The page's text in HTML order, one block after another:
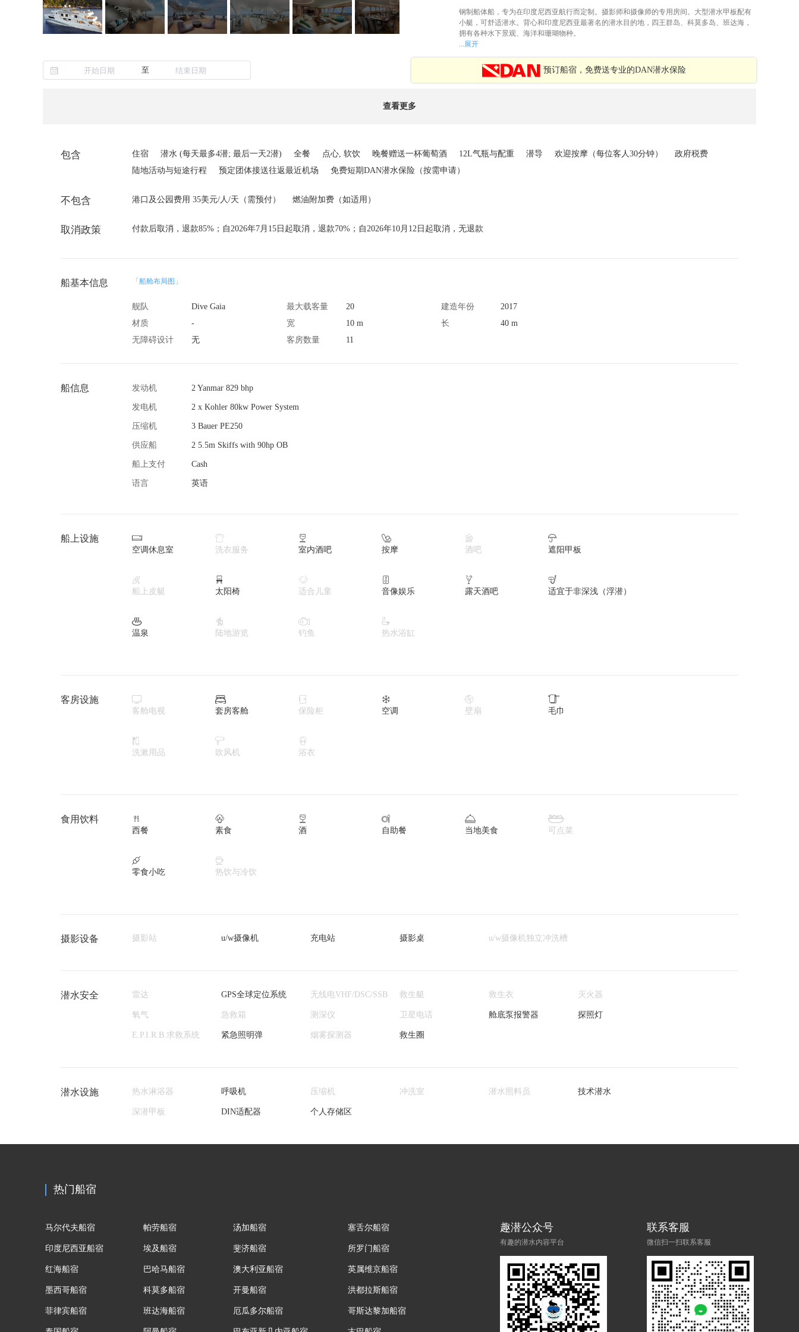
钢制船体船，专为在印度尼西亚航行而定制。摄影师和摄像师的专用房间。大型潜水甲板配有
小艇，可舒适潜水。背心和印度尼西亚最著名的潜水目的地，四王群岛、科莫多岛、班达海，
拥有各种水下景观、海洋和珊瑚物种。
...展开
至 预订船宿，免费送专业的DAN潜水保险
查看更多
包含 住宿 潜水 (每天最多4潜; 最后一天2潜) 全餐 点心, 软饮 晚餐赠送一杯葡萄酒 12L气瓶与配重 潜导 欢迎按摩（每位客人30分钟）
政府税费
陆地活动与短途行程
预定团体接送往返最近机场 免费短期DAN潜水保险（按需申请）
不包含 港口及公园费用 35美元/人/天（需预付） 燃油附加费（如适用）
取消政策 付款后取消，退款85%；自2026年7月15日起取消，退款70%；自2026年10月12日起取消，无退款
船基本信息 「船舱布局图」
舰队 Dive Gaia 最大载客量 20 建造年份
2017
材质
- 宽 10 m 长
40 m
无障碍设计
无 客房数量 11
船信息 发动机 2 Yanmar 829 bhp
发电机 2 x Kohler 80kw Power System
压缩机 3 Bauer PE250
供应船 2 5.5m Skiffs with 90hp OB
船上支付 Cash
语言 英语
船上设施 
空调休息室

洗衣服务

室内酒吧

按摩

酒吧

遮阳甲板

船上皮艇

太阳椅

适合儿童

音像娱乐

露天酒吧

适宜于非深浅（浮潜）

温泉

陆地游览

钓鱼

热水浴缸
客房设施 
客舱电视

套房客舱

保险柜

空调

壁扇

毛巾

洗漱用品

吹风机

浴衣
食用饮料 
西餐

素食

酒

自助餐

当地美食

可点菜

零食小吃

热饮与冷饮
摄影设备 摄影站 u/w摄像机 充电站 摄影桌 u/w摄像机独立冲洗槽
潜水安全 雷达 GPS全球定位系统 无线电VHF/DSC/SSB 救生艇 救生衣 灭火器
氧气 急救箱 测深仪 卫星电话 舱底泵报警器 探照灯
E.P.I.R.B.求救系统 紧急照明弹 烟雾探测器 救生圈
潜水设施 热水淋浴器 呼吸机 压缩机 冲洗室 潜水照料员 技术潜水
深潜甲板 DIN适配器 个人存储区
热门船宿
马尔代夫船宿
印度尼西亚船宿
红海船宿
墨西哥船宿
菲律宾船宿
帕劳船宿
埃及船宿
巴哈马船宿
科莫多船宿
班达海船宿
汤加船宿
斐济船宿
澳大利亚船宿
开曼船宿
厄瓜多尔船宿
塞舌尔船宿
所罗门船宿
英属维京船宿
洪都拉斯船宿
哥斯达黎加船宿
趣潜公众号
有趣的潜水内容平台
联系客服
微信扫一扫联系客服